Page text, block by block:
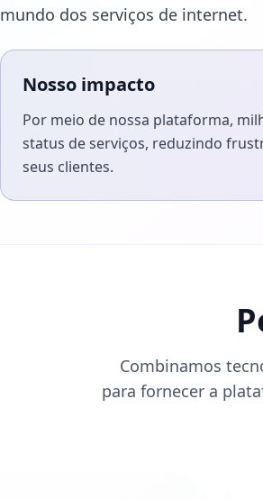
mundo dos serviços de internet.
Nosso impacto
Por meio de nossa plataforma,
status de serviços, reduzindo
seus clientes.
Combinamos
para fornecer a